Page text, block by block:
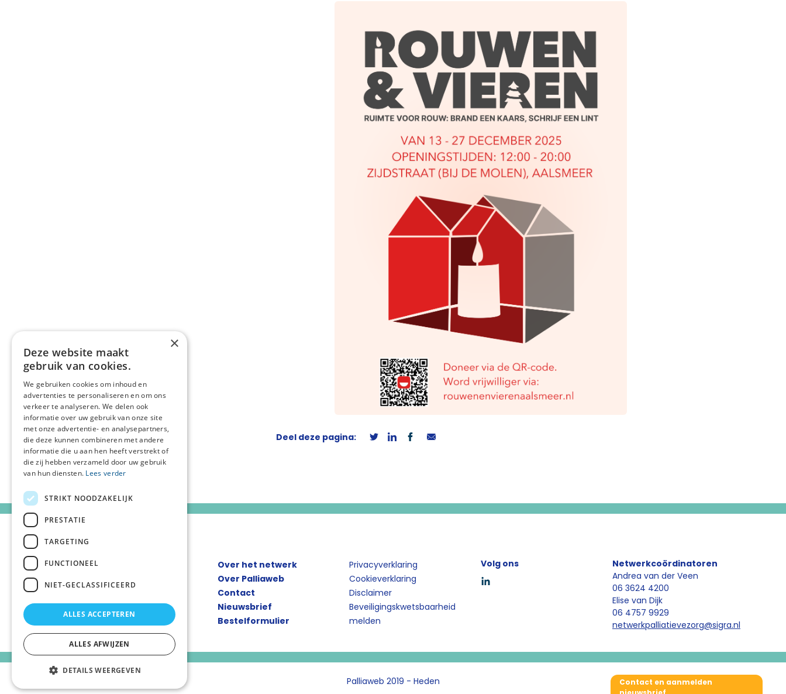
Deel deze pagina:
Over het netwerk
Over Palliaweb
Contact
Nieuwsbrief
Bestelformulier
Privacyverklaring
Cookieverklaring
Disclaimer
Beveiligingskwetsbaarheid
melden
Volg ons
Netwerkcoördinatoren
Andrea van der Veen
06 3624 4200
Elise van Dijk
06 4757 9929
netwerkpalliatievezorg@sigra.nl
Palliaweb 2019 - Heden
Contact en aanmelden
×
Deze website maakt
gebruik van cookies.
We gebruiken cookies om inhoud en
advertenties te personaliseren en om ons
verkeer te analyseren. We delen ook
informatie over uw gebruik van onze site
met onze advertentie- en analysepartners,
die deze kunnen combineren met andere
informatie die u aan hen heeft verstrekt of
die zij hebben verzameld door uw gebruik
van hun diensten. Lees verder
STRIKT NOODZAKELIJK
PRESTATIE
TARGETING
FUNCTIONEEL
NIET-GECLASSIFICEERD
ALLES ACCEPTEREN
ALLES AFWIJZEN
DETAILS WEERGEVEN